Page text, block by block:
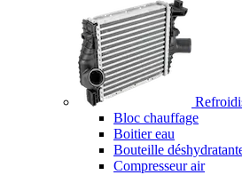
Bloc chauffage
Boitier eau
Bouteille
Compresseur air